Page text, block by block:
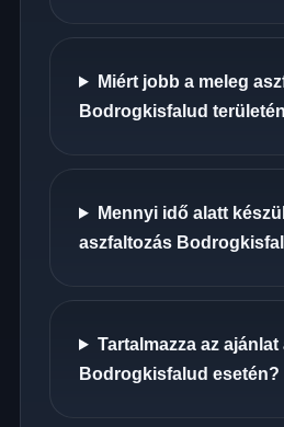
Miért jobb a meleg
Bodrogkisfalud
Mennyi idő alatt
aszfaltozás
Tartalmazza az
Bodrogkisfalud esetén?